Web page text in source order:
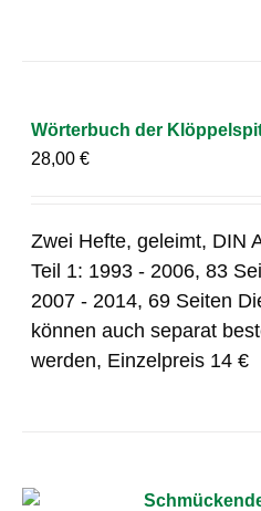
Wörterbuch der
28,00€
Zwei Hefte, geleimt, DIN
Teil 1: 1993 - 2006, 83
2007 - 2014, 69 Seiten
können auch separat
werden, Einzelpreis 14 €